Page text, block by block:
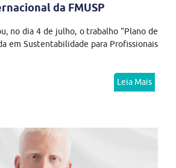
da FMUSP
no dia 4 de julho, o trabalho “Plano de
em Sustentabilidade para Profissionais
Leia Mais